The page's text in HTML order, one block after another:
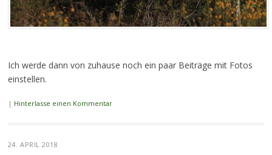
Ich werde dann von zuhause noch ein paar Beiträge mit Fotos
einstellen.
| Hinterlasse einen Kommentar
24. APRIL 2018